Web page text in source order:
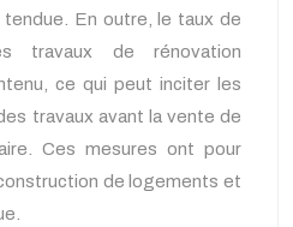
En outre, le taux de
travaux de rénovation
ce qui peut inciter les
travaux avant la vente de
Ces mesures ont pour
de logements et